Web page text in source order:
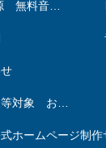
フリーBGM 無料音源 無料音素材 ダウンロードページ
アイドル・シンガー様等対象 お得パック
ホームページ制作